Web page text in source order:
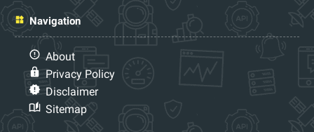
Navigation
About
Privacy Policy
Disclaimer
Sitemap